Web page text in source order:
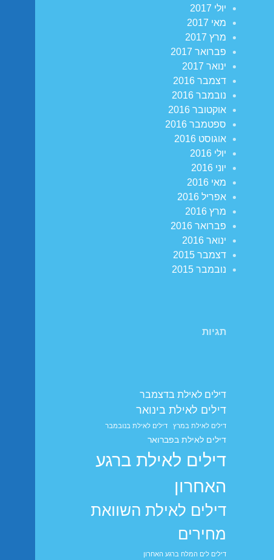
יולי 2017
מאי 2017
מרץ 2017
פברואר 2017
ינואר 2017
דצמבר 2016
נובמבר 2016
אוקטובר 2016
ספטמבר 2016
אוגוסט 2016
יולי 2016
יוני 2016
מאי 2016
אפריל 2016
מרץ 2016
פברואר 2016
ינואר 2016
דצמבר 2015
נובמבר 2015
תגיות
דילים לאילת בדצמבר
דילים לאילת בינואר
דילים לאילת במרץ דילים לאילת בנובמבר
דילים לאילת בפברואר
דילים לאילת ברגע
האחרון
דילים לאילת השוואת
מחירים
דילים לים המלח ברגע האחרון